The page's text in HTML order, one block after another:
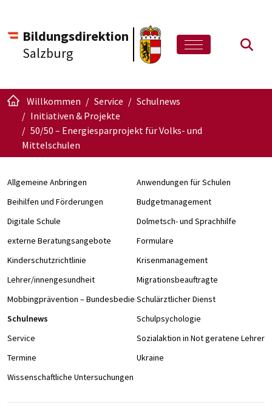
Bildungsdirektion
Salzburg
Willkommen Service
Schulnews
Initiativen & Projekte
50/50 – Energiesparprojekt für Volks- und
Mittelschulen
Allgemeine Anbringen
Anwendungen für Schulen
Beihilfen und Förderungen
Budgetmanagement
Digitale Schule
Dolmetsch- und Sprachhilfe
externe Beratungsangebote
Formulare
Kinderschutzrichtlinie
Krisenmanagement
Lehrer/innengesundheit
Migrationsbeauftragte
Mobbingprävention – Bundesbedienstete an Schulen
Schulärztlicher Dienst
Schulnews
Schulpsychologie
Service
Sozialaktion in Not geratene Lehrer/
Termine
Ukraine
Wissenschaftliche Untersuchungen